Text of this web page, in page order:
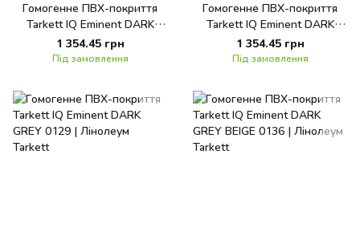
Гомогенне ПВХ-покриття
Tarkett IQ Eminent DARK
BLUE 0145
1 354.45 грн
Під замовлення
Гомогенне ПВХ-покриття
Tarkett IQ Eminent DARK
GREEN 0148
1 354.45 грн
Під замовлення